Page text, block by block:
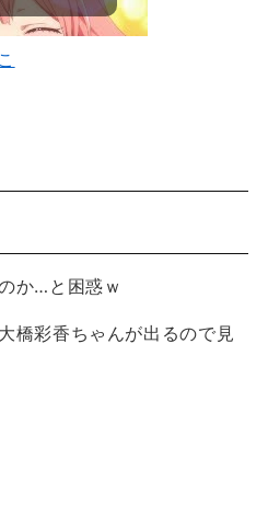
か…と困惑ｗ
橋彩香ちゃんが出るので見